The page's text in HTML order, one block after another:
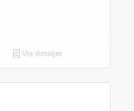
Vis detaljer